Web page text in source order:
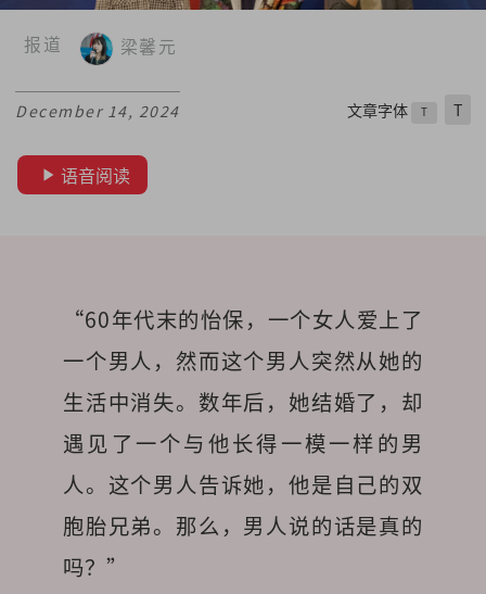
报道 梁馨元
December 14, 2024 文章字体 T T
语音阅读
“60年代末的怡保，一个女人爱上了
一个男人，然而这个男人突然从她的
生活中消失。数年后，她结婚了，却
遇见了一个与他长得一模一样的男
人。这个男人告诉她，他是自己的双
胞胎兄弟。那么，男人说的话是真的
吗？”